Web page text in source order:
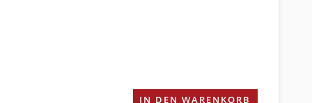
IN DEN WARENKORB